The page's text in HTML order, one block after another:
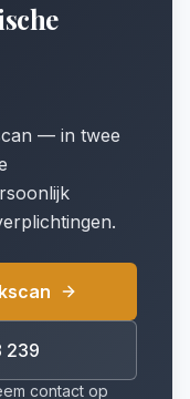
— in twee
239
contact op